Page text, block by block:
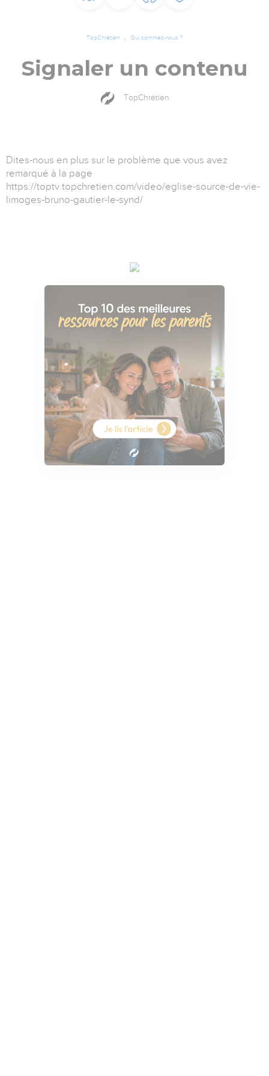
TopChrétien Qui sommes-nous ?
Signaler un contenu
TopChrétien
Dites-nous en plus sur le problème que vous avez
remarqué à la page
https://toptv.topchretien.com/video/eglise-source-de-vie-
limoges-bruno-gautier-le-synd/